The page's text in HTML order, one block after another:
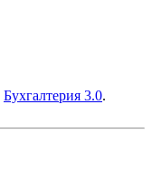
Бухгалтерия 3.0.